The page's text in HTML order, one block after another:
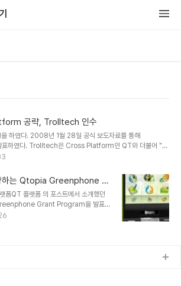
공략, Trolltech 인수
하였다. 2008년 1월 28일 공식 보도자료를 통해
표하였다. Trolltech은 Cross Platform인 QT와 더불어 "오
Greenphone Grant Program" 에서도 소개했던 모바
려져 있다. 금번 인수 합병에 대한 간략한 요약을 하자면 -
양쪽의 Cross Platform 전략을 강화하기 위해 금번 인수 합
터넷 서비스 비즈니스를 개발할 것이다. - Cross Platform을
하는 Qtopia Greenphone Gr
폼QT 플랫폼 의 포스트에서 소개했던
Grant Program을 발표했
을 타겟으로 한 이 Grant Program은
된다. 이번 Grant Program이 갖는